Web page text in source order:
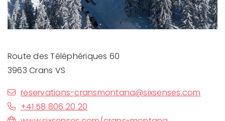
Route des Téléphériques 60
3963 Crans VS
reservations-cransmontana@sixsenses.com
+41 58 806 20 20